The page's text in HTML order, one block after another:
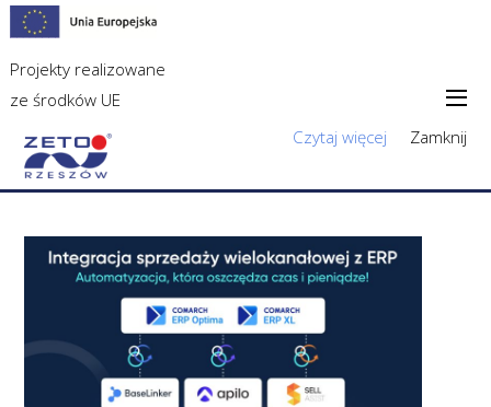
Projekty realizowane
ze środków UE
Czytaj więcej
Zamknij